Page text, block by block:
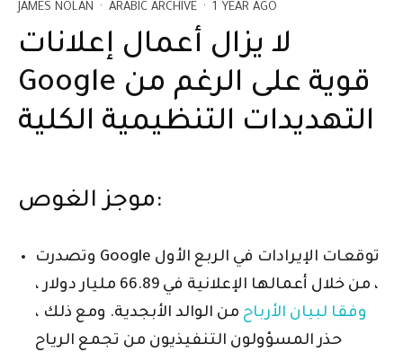
JAMES NOLAN · ARABIC ARCHIVE · 1 YEAR AGO
لا يزال أعمال إعلانات
Google قوية على الرغم من
التهديدات التنظيمية الكلية
موجز الغوص:
وتصدرت Google توقعات الإيرادات في الربع الأول
، من خلال أعمالها الإعلانية في 66.89 مليار دولار ،
وفقا لبيان الأرباح من الوالد الأبجدية. ومع ذلك ،
حذر المسؤولون التنفيذيون من تجمع الرياح